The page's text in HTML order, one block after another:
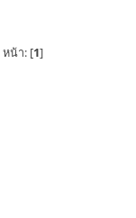
หน้า: [1]